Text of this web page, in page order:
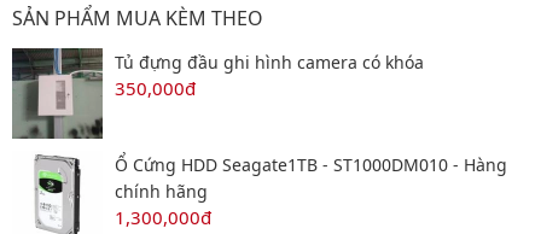
SẢN PHẨM MUA KÈM THEO
Tủ đựng đầu ghi hình camera có khóa
350,000đ
Ổ Cứng HDD Seagate1TB - ST1000DM010 - Hàng
chính hãng
1,300,000đ